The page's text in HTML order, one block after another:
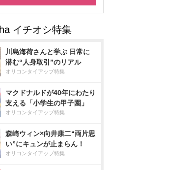
川島海荷さんと学ぶ 日常に
潜む“人身取引”のリアル
オリコンタイアップ特集
マクドナルドが40年にわたり
支える「小学生の甲子園」
オリコンタイアップ特集
森崎ウィン×向井康二“両片思
い”にキュンが止まらん！
オリコンタイアップ特集